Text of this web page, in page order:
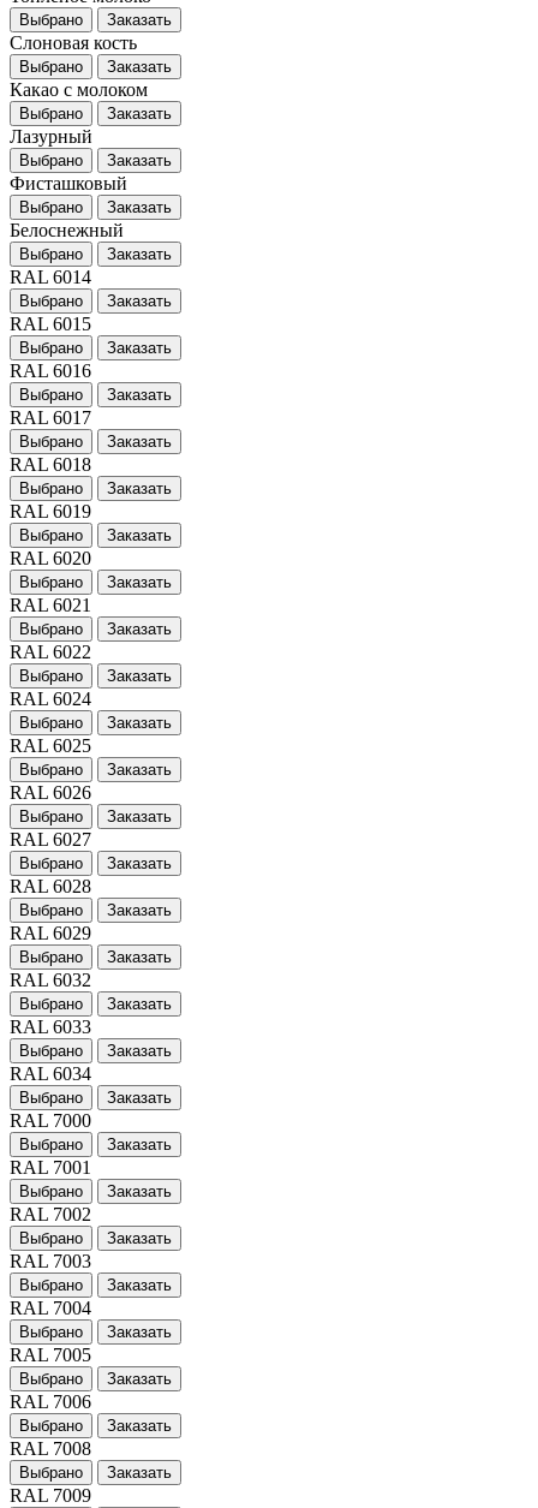
Выбрано Заказать
Слоновая кость
Выбрано Заказать
Какао с молоком
Выбрано Заказать
Лазурный
Выбрано Заказать
Фисташковый
Выбрано Заказать
Белоснежный
Выбрано Заказать
RAL 6014
Выбрано Заказать
RAL 6015
Выбрано Заказать
RAL 6016
Выбрано Заказать
RAL 6017
Выбрано Заказать
RAL 6018
Выбрано Заказать
RAL 6019
Выбрано Заказать
RAL 6020
Выбрано Заказать
RAL 6021
Выбрано Заказать
RAL 6022
Выбрано Заказать
RAL 6024
Выбрано Заказать
RAL 6025
Выбрано Заказать
RAL 6026
Выбрано Заказать
RAL 6027
Выбрано Заказать
RAL 6028
Выбрано Заказать
RAL 6029
Выбрано Заказать
RAL 6032
Выбрано Заказать
RAL 6033
Выбрано Заказать
RAL 6034
Выбрано Заказать
RAL 7000
Выбрано Заказать
RAL 7001
Выбрано Заказать
RAL 7002
Выбрано Заказать
RAL 7003
Выбрано Заказать
RAL 7004
Выбрано Заказать
RAL 7005
Выбрано Заказать
RAL 7006
Выбрано Заказать
RAL 7008
Выбрано Заказать
RAL 7009